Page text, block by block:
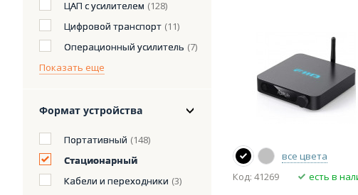
ЦАП с усилителем (128)
Цифровой транспорт (11)
Операционный усилитель (7)
Показать еще
Формат устройства
Портативный (148)
Стационарный
Кабели и переходники (3)
все цвета
Код: 41269
есть в